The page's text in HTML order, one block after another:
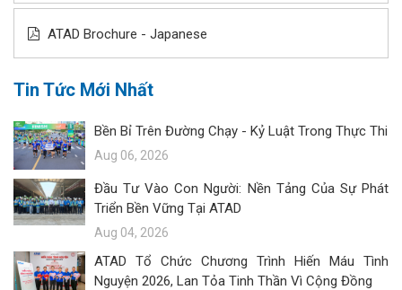
ATAD Brochure - Japanese
Tin Tức Mới Nhất
Bền Bỉ Trên Đường Chạy - Kỷ Luật Trong Thực Thi
Aug 06, 2026
Đầu Tư Vào Con Người: Nền Tảng Của Sự Phát
Triển Bền Vững Tại ATAD
Aug 04, 2026
ATAD Tổ Chức Chương Trình Hiến Máu Tình
Nguyện 2026, Lan Tỏa Tinh Thần Vì Cộng Đồng